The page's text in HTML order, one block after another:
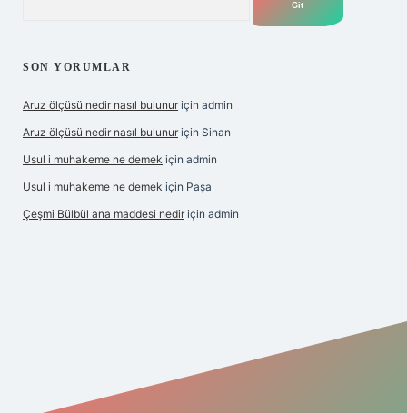
SON YORUMLAR
Aruz ölçüsü nedir nasıl bulunur için admin
Aruz ölçüsü nedir nasıl bulunur için Sinan
Usul i muhakeme ne demek için admin
Usul i muhakeme ne demek için Paşa
Çeşmi Bülbül ana maddesi nedir için admin